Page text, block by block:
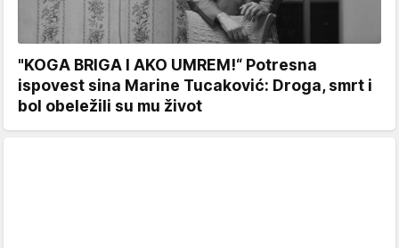
"KOGA BRIGA I AKO UMREM!“ Potresna
ispovest sina Marine Tucaković: Droga, smrt i
bol obeležili su mu život